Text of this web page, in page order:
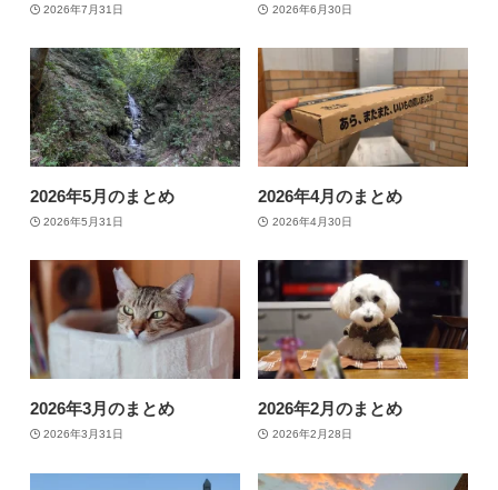
2026年7月31日 2026年6月30日
2026年5月のまとめ
2026年5月31日
2026年4月のまとめ
2026年4月30日
2026年3月のまとめ
2026年3月31日
2026年2月のまとめ
2026年2月28日